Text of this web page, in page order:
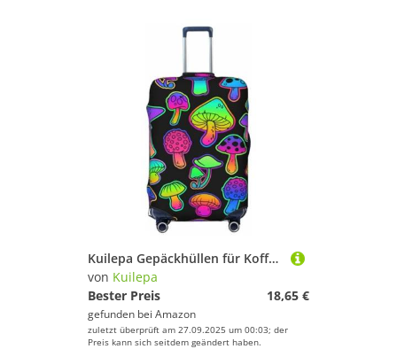
Kuilepa Gepäckhüllen für Koffer, elastisch, waschbar und dehnbar, kratzfest, passend für 45,7 - 81,3 cm Gepäck, kein Gepäck im Lieferumfang enthalten, Schwarz , S
von Kuilepa
Bester Preis
18,65 €
gefunden bei Amazon
zuletzt überprüft am 27.09.2025 um 00:03; der
Preis kann sich seitdem geändert haben.